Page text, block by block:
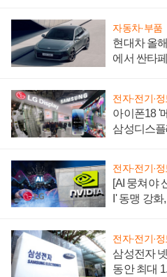
자동차·부품
현대차 올
에서 싼타
전자·전기·
아이폰18 '
삼성디스
전자·전기·
[AI 뭉쳐야
I' 동맹 강
전자·전기·
삼성전자
동안 최대